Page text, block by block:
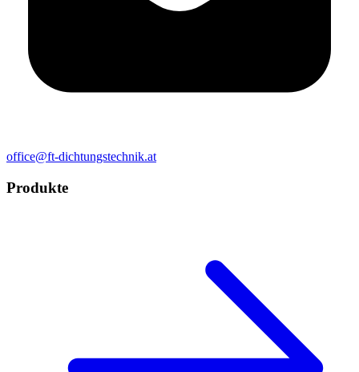
office@ft-dichtungstechnik.at
Produkte